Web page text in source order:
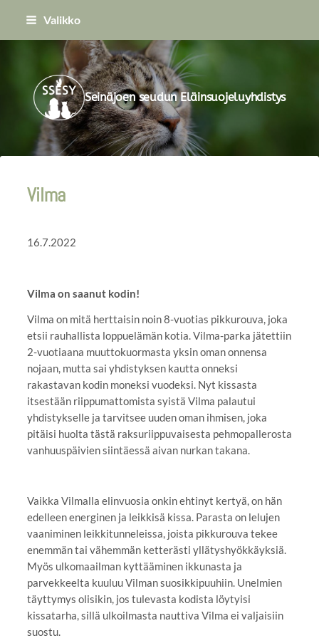
Siirry
Valikko
Seinäjoen seudun Eläinsuojeluyhdistys
Vilma
16.7.2022
Vilma on saanut kodin!
Vilma on mitä herttaisin noin 8-vuotias pikkurouva, joka
etsii rauhallista loppuelämän kotia. Vilma-parka jätettiin
2-vuotiaana muuttokuormasta yksin oman onnensa
nojaan, mutta sai yhdistyksen kautta onneksi
rakastavan kodin moneksi vuodeksi. Nyt kissasta
itsestään riippumattomista syistä Vilma palautui
yhdistykselle ja tarvitsee uuden oman ihmisen, joka
pitäisi huolta tästä raksuriippuvaisesta pehmopallerosta
vanhuuspäivien siintäessä aivan nurkan takana.
Vaikka Vilmalla elinvuosia onkin ehtinyt kertyä, on hän
edelleen energinen ja leikkisä kissa. Parasta on lelujen
vaaniminen leikkitunneleissa, joista pikkurouva tekee
enemmän tai vähemmän ketterästi yllätyshyökkäyksiä.
Myös ulkomaailman kyttääminen ikkunasta ja
parvekkeelta kuuluu Vilman suosikkipuuhiin. Unelmien
täyttymys olisikin, jos tulevasta kodista löytyisi
kissatarha, sillä ulkoilmasta nauttiva Vilma ei valjaisiin
suostu.